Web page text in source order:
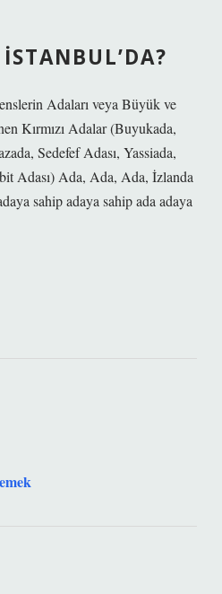
Adaları veya Büyük ve
Kırmızı Adalar (Buyukada,
Sedefef Adası, Yassiada,
Adası) Ada, Ada, Ada, İzlanda
sahip adaya sahip ada adaya